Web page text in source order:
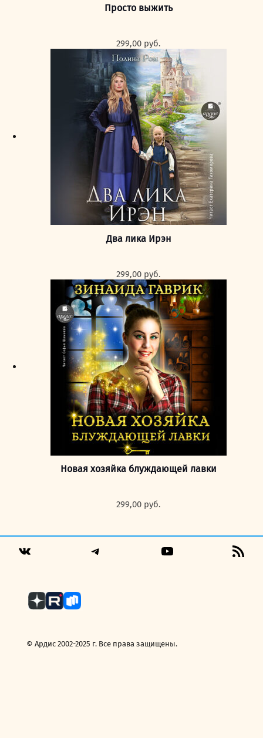
Просто выжить
299,00 руб.
Два лика Ирэн
299,00 руб.
Новая хозяйка блуждающей лавки
299,00 руб.
© Ардис 2002-2025 г. Все права защищены.